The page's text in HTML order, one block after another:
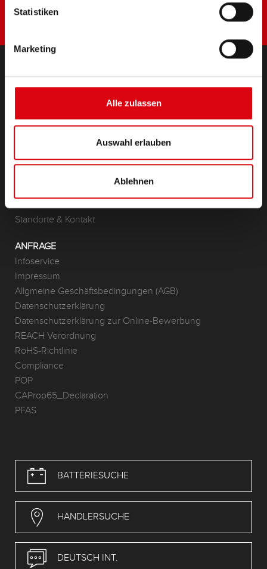
Statistiken
Marketing
Alle zulassen
Auswahl erlauben
Ablehnen
PRODUKTE
Starter- & Bordnetzbatterien
Zubehör für PKW und Nutzfahrzeuge
(Semi-) Traktion & Standby
Lithium
KONTAKT
Standorte & Kontakt
ANFRAGE
Infoservice
Impressum
Allgmeine Geschäftsbedingungen (AGB)
Datenschutzerklärung
Datenschutzerklärung zur Online-Bewerbung
REACH Verordnung
RoHS-Richtlinie
Compliance
POP
CAProp65_Declaration
PFAS
BATTERIESUCHE
HÄNDLERSUCHE
DEUTSCH INT.